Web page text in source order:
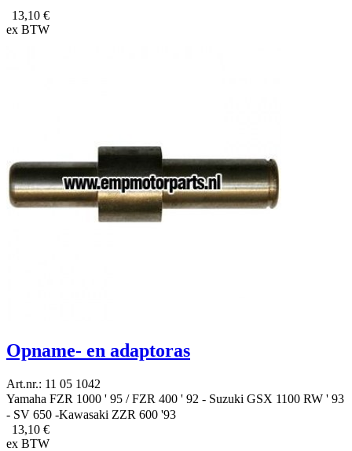
13,10 €
ex BTW
Opname- en adaptoras
Art.nr.: 11 05 1042
Yamaha FZR 1000 ' 95 / FZR 400 ' 92 - Suzuki GSX 1100 RW ' 93
- SV 650 -Kawasaki ZZR 600 '93
13,10 €
ex BTW